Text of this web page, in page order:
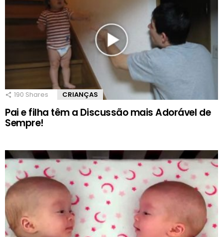
190 Shares CRIANÇAS
Pai e filha têm a Discussão mais Adorável de
Sempre!